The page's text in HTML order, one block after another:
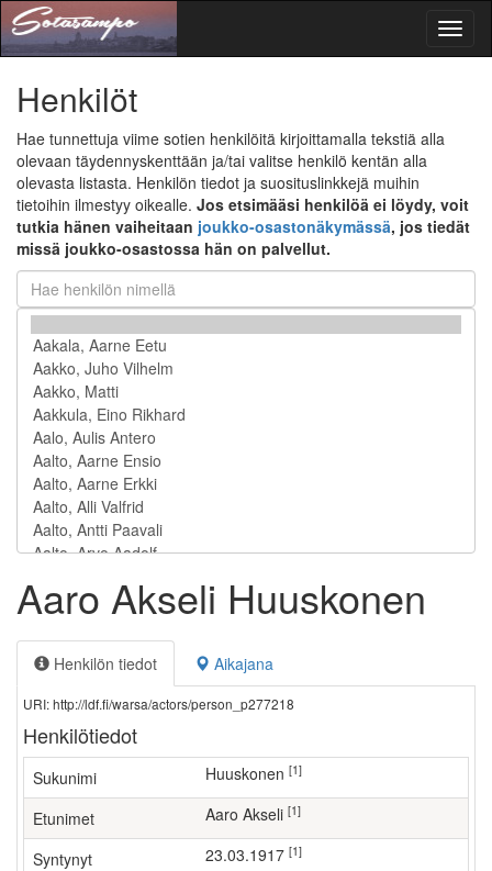
Henkilöt
Hae tunnettuja viime sotien henkilöitä kirjoittamalla tekstiä alla
olevaan täydennyskenttään ja/tai valitse henkilö kentän alla
olevasta listasta. Henkilön tiedot ja suosituslinkkejä muihin
tietoihin ilmestyy oikealle. Jos etsimääsi henkilöä ei löydy, voit
tutkia hänen vaiheitaan joukko-osastonäkymässä, jos tiedät
missä joukko-osastossa hän on palvellut.
Aaro Akseli Huuskonen
Henkilön tiedot Aikajana
URI: http://ldf.fi/warsa/actors/person_p277218
Henkilötiedot
Sukunimi Huuskonen [1]
Etunimet Aaro Akseli [1]
Syntynyt 23.03.1917 [1]